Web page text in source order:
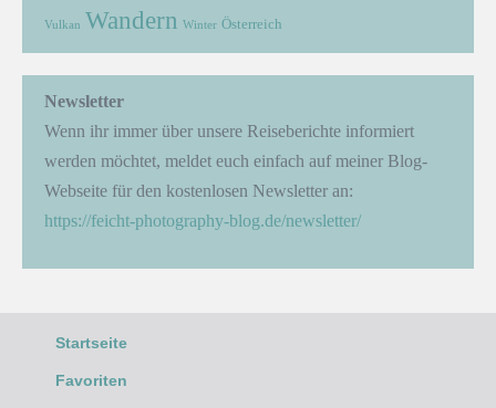
Vulkan Wandern Winter Österreich
Newsletter
Wenn ihr immer über unsere Reiseberichte informiert
werden möchtet, meldet euch einfach auf meiner Blog-
Webseite für den kostenlosen Newsletter an:
https://feicht-photography-blog.de/newsletter/
Startseite
Favoriten